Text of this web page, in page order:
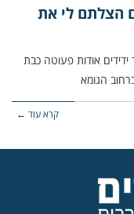
הצלתם לי את
במוקד ידידים אודות פעוטה כבת
הגומא
קרא עוד ←